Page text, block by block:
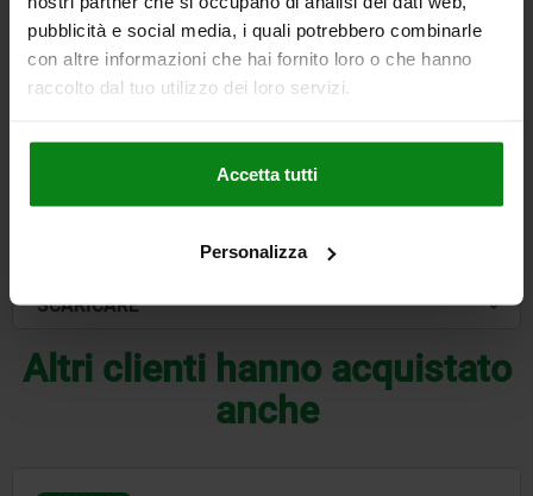
pubblicità e social media, i quali potrebbero combinarle
con altre informazioni che hai fornito loro o che hanno
raccolto dal tuo utilizzo dei loro servizi.
Accetta tutti
Personalizza
186,67 €
+ IVA
DETTAGLI
SCARICARE
Altri clienti hanno acquistato
anche